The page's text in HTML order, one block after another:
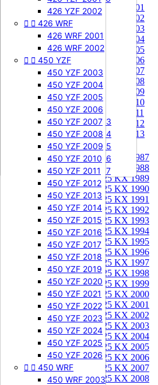
505 SXF
505 SXF 2007
505 SXF 2008
525 SXF
525 SXF 2003
525 SXF 2004
525 SXF 2005
525 SXF 2006
525 EXC-F
525 EXC-F 2003
525 EXC-F 2004
525 EXC-F 2005
525 EXC-F 2006
525 EXC-F 2007
426 YZF 2002
  426 WRF
426 WRF 2001
426 WRF 2002
  450 YZF
450 YZF 2003
450 YZF 2004
450 YZF 2005
450 YZF 2006
450 YZF 2007
450 YZF 2008
450 YZF 2009
450 YZF 2010
450 YZF 2011
450 YZF 2012
450 YZF 2013
450 YZF 2014
450 YZF 2015
450 YZF 2016
450 YZF 2017
450 YZF 2018
450 YZF 2019
450 YZF 2020
450 YZF 2021
450 YZF 2022
450 YZF 2023
450 YZF 2024
450 YZF 2025
450 YZF 2026
  450 WRF
450 WRF 2003
85 KX 2001
85 KX 2002
85 KX 2003
85 KX 2004
85 KX 2005
85 KX 2006
85 KX 2007
85 KX 2008
85 KX 2009
85 KX 2010
85 KX 2011
85 KX 2012
85 KX 2013
125 KX 
125 KX 1987
125 KX 1988
125 KX 1989
125 KX 1990
125 KX 1991
125 KX 1992
125 KX 1993
125 KX 1994
125 KX 1995
125 KX 1996
125 KX 1997
125 KX 1998
125 KX 1999
125 KX 2000
125 KX 2001
125 KX 2002
125 KX 2003
125 KX 2004
125 KX 2005
125 KX 2006
125 KX 2007
125 KX 2008